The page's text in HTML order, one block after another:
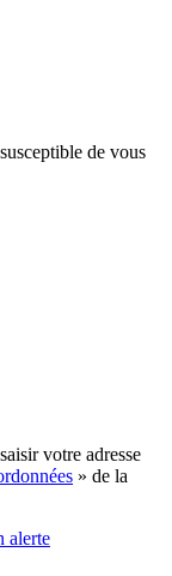
de vous
votre adresse
» de la
alerte